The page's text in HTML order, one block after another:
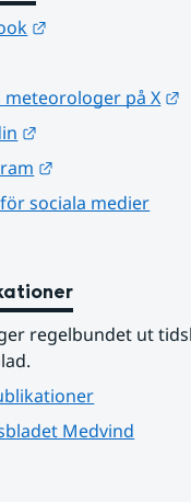
meteorologer på X
sociala medier
regelbundet ut
Medvind